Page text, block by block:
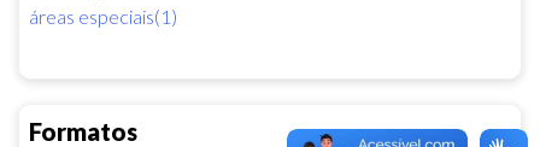
áreas especiais(1)
Formatos